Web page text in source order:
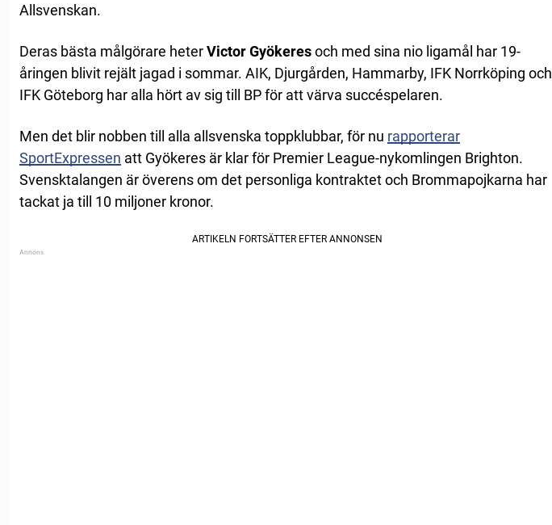
Allsvenskan.
Deras bästa målgörare heterVictor Gyökeresoch med sina nio ligamål har 19-
åringen blivit rejält jagad i sommar. AIK, Djurgården, Hammarby, IFK Norrköping och
IFK Göteborg har alla hört av sig till BP för att värva succéspelaren.
Men det blir nobben till alla allsvenska toppklubbar, för nu rapporterar
SportExpressen att Gyökeres är klar för Premier League-nykomlingen Brighton.
Svensktalangen är överens om det personliga kontraktet och Brommapojkarna har
tackat ja till 10 miljoner kronor.